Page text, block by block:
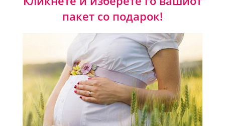
пакет со подарок!